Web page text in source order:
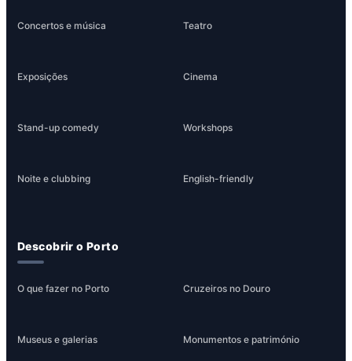
Concertos e música Teatro
Exposições Cinema
Stand-up comedy Workshops
Noite e clubbing English-friendly
Descobrir o Porto
O que fazer no Porto Cruzeiros no Douro
Museus e galerias Monumentos e património